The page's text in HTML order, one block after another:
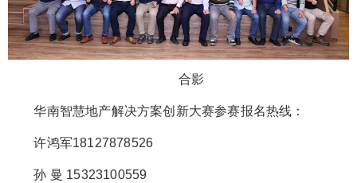
合影
华南智慧地产解决方案创新大赛参赛报名热线：
许鸿军18127878526
孙 曼 15323100559